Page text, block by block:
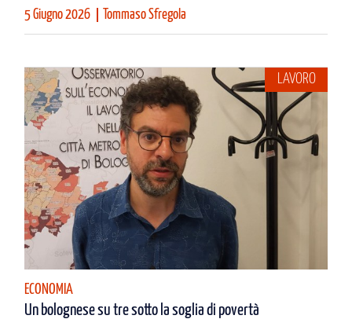
5 Giugno 2026 Tommaso Sfregola
ECONOMIA
LAVORO
Un bolognese su tre sotto la soglia di povertà